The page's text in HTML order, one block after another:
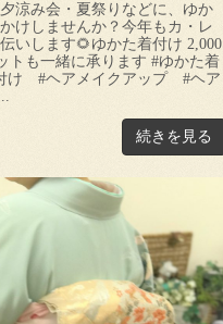
涼み会・夏祭りなどに、ゆか
けしませんか？今年もカ・レ
いします🌻ゆかた着付け 2,000
トも一緒に承ります #ゆかた着
け #ヘアメイクアップ #ヘア
続きを見る